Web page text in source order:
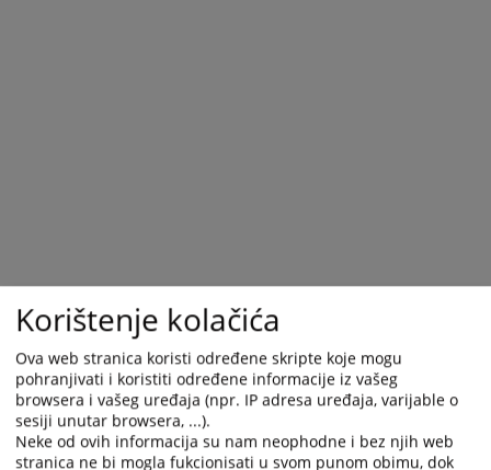
Trenutno nema vijesti
Korištenje kolačića
Ova web stranica koristi određene skripte koje mogu
pohranjivati i koristiti određene informacije iz vašeg
browsera i vašeg uređaja (npr. IP adresa uređaja, varijable o
sesiji unutar browsera, ...).
Neke od ovih informacija su nam neophodne i bez njih web
stranica ne bi mogla fukcionisati u svom punom obimu, dok